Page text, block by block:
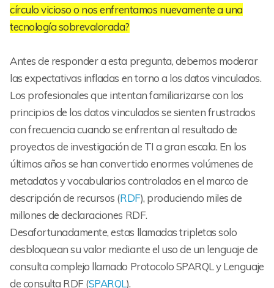
círculo vicioso o nos enfrentamos nuevamente a una
tecnología sobrevalorada?
Antes de responder a esta pregunta, debemos moderar
las expectativas infladas en torno a los datos vinculados.
Los profesionales que intentan familiarizarse con los
principios de los datos vinculados se sienten frustrados
con frecuencia cuando se enfrentan al resultado de
proyectos de investigación de TI a gran escala. En los
últimos años se han convertido enormes volúmenes de
metadatos y vocabularios controlados en el marco de
descripción de recursos (RDF), produciendo miles de
millones de declaraciones RDF.
Desafortunadamente, estas llamadas tripletas solo
desbloquean su valor mediante el uso de un lenguaje de
consulta complejo llamado Protocolo SPARQL y Lenguaje
de consulta RDF (SPARQL).